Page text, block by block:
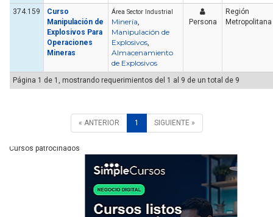
374.159
Curso
Manipulación de
Explosivos Para
Operaciones
Mineras
Área Sector Industrial
Minería,
Manipulación de
Explosivos,
Almacenamiento
de Explosivos
Persona
Región
Metropolitana
Página 1 de 1, mostrando requerimientos del 1 al 9 de un total de 9
« ANTERIOR 1 SIGUIENTE »
Cursos patrocinados